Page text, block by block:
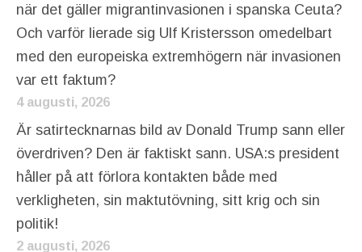
när det gäller migrantinvasionen i spanska Ceuta?
Och varför lierade sig Ulf Kristersson omedelbart
med den europeiska extremhögern när invasionen
var ett faktum?
4 augusti, 2026
Är satirtecknarnas bild av Donald Trump sann eller
överdriven? Den är faktiskt sann. USA:s president
håller på att förlora kontakten både med
verkligheten, sin maktutövning, sitt krig och sin
politik!
2 augusti, 2026